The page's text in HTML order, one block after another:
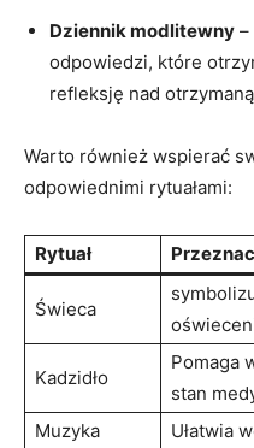
Dziennik modlitewny –
odpowiedzi, które
refleksję nad⁢
Warto również ​wspierać
odpowiednimi rytuałami:
Rytuał
Świeca
Kadzidło
Pomaga
stan
Muzyka
Ułatwia